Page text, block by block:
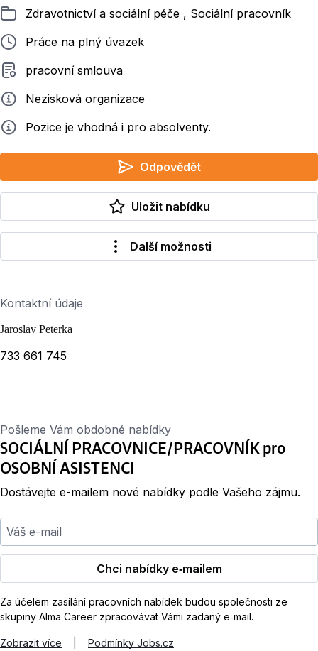
ZařazenoZdravotnictví a sociální péče , Sociální pracovník
Typ pracovního poměru
Práce na plný úvazek
Typ smluvního vztahu
pracovní smlouva
ZadavatelNezisková organizace
Info Pozice je vhodná i pro absolventy.
Odpovědět
Uložit nabídku
Další možnosti
Kontaktní údaje
Jaroslav Peterka
733 661 745
Pošleme Vám obdobné nabídky
SOCIÁLNÍ PRACOVNICE/PRACOVNÍK pro
OSOBNÍ ASISTENCI
Dostávejte e-mailem nové nabídky podle Vašeho zájmu.
Váš e-mail
Chci nabídky e‑mailem
Za účelem zasílání pracovních nabídek budou společnosti ze
skupiny Alma Career zpracovávat Vámi zadaný e‑mail.
Zobrazit více Podmínky Jobs.cz